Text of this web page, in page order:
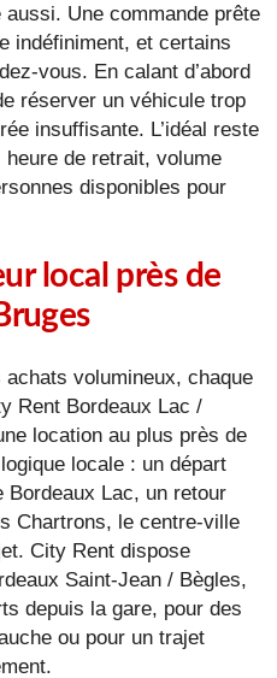
Une commande prête
indéfiniment, et certains
vous. En calant d’abord
réserver un véhicule trop
insuffisante. L’idéal reste
de retrait, volume
disponibles pour
local près de
volumineux, chaque
Rent Bordeaux Lac /
location au plus près de
locale : un départ
Bordeaux Lac, un retour
Chartrons, le centre-ville
City Rent dispose
Saint-Jean / Bègles,
depuis la gare, pour des
ou pour un trajet